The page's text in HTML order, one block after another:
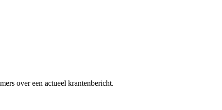
over een actueel krantenbericht.